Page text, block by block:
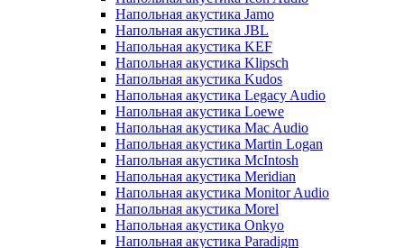
Напольная акустика Jamo
Напольная акустика JBL
Напольная акустика KEF
Напольная акустика Klipsch
Напольная акустика Kudos
Напольная акустика Legacy Audio
Напольная акустика Loewe
Напольная акустика Mac Audio
Напольная акустика Martin Logan
Напольная акустика McIntosh
Напольная акустика Meridian
Напольная акустика Monitor Audio
Напольная акустика Morel
Напольная акустика Onkyo
Напольная акустика Paradigm